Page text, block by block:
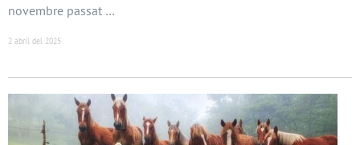
novembre passat …
2 abril del 2025